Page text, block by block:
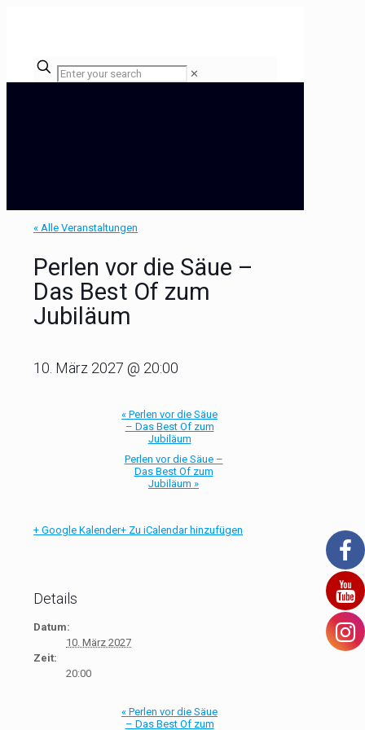
✕
« Alle Veranstaltungen
Perlen vor die Säue –
Das Best Of zum
Jubiläum
10. März 2027 @ 20:00
« Perlen vor die Säue
– Das Best Of zum
Jubiläum
Perlen vor die Säue –
Das Best Of zum
Jubiläum »
+ Google Kalender+ Zu iCalendar hinzufügen
Details
Datum:
10. März 2027
Zeit:
20:00
« Perlen vor die Säue
– Das Best Of zum